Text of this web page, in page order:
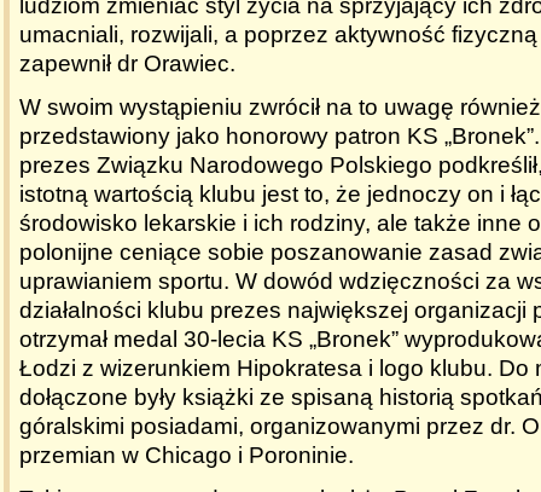
ludziom zmieniać styl życia na sprzyjający ich
umacniali, rozwijali, a poprzez aktywność
zapewnił dr Orawiec.
W swoim wystąpieniu zwrócił na to uwagę
przedstawiony jako honorowy patron KS
prezes Związku Narodowego Polskiego
istotną wartością klubu jest to, że jednoczy on i
środowisko lekarskie i ich rodziny, ale także inne
polonijne ceniące sobie poszanowanie zasad
uprawianiem sportu. W dowód wdzięczności za
działalności klubu prezes największej organizacji
otrzymał medal 30-lecia KS „Bronek”
Łodzi z wizerunkiem Hipokratesa i logo klubu. Do
dołączone były książki ze spisaną historią
góralskimi posiadami, organizowanymi przez dr.
przemian w Chicago i Poroninie.